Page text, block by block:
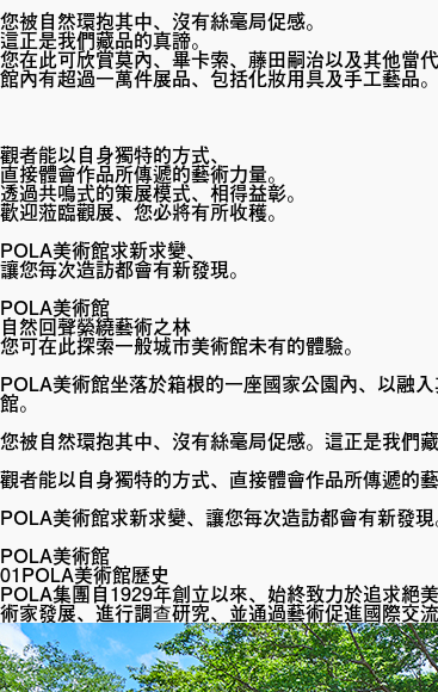
您被自然環抱其中、沒有絲毫局促感。
這正是我們藏品的真諦。
您在此可欣賞莫內、畢卡索、藤田嗣治以及其他當
館內有超過一萬件展品、包括化妝用具及手工藝品。
觀者能以自身獨特的方式、
直接體會作品所傳遞的藝術力量。
透過共鳴式的策展模式、相得益彰。
歡迎蒞臨觀展、您必將有所收穫。
POLA美術館求新求變、
讓您每次造訪都會有新發現。
POLA美術館
自然回聲縈繞藝術之林
您可在此探索一般城市美術館未有的體驗。
POLA美術館坐落於箱根的一座國家公園內、以融
館。
您被自然環抱其中、沒有絲毫局促感。這正是我們
觀者能以自身獨特的方式、直接體會作品所傳遞的
POLA美術館求新求變、讓您每次造訪都會有新發現
POLA美術館
01POLA美術館歷史
POLA集團自1929年創立以來、始終致力於追求絕
術家發展、進行調查研究、並通過藝術促進國際交流